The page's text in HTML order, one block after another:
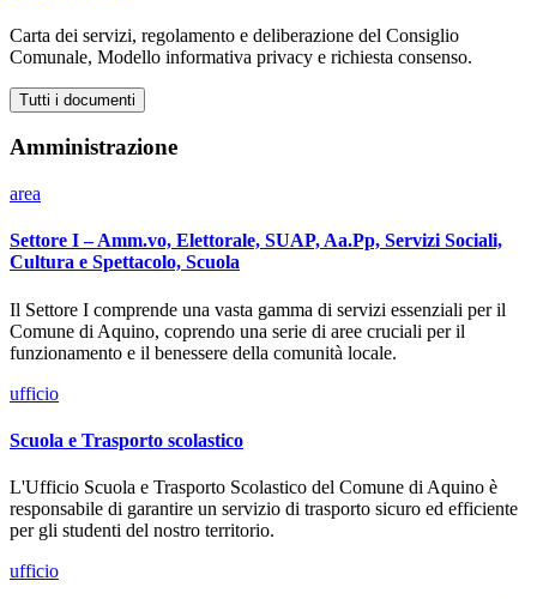
Carta dei servizi, regolamento e deliberazione del Consiglio
Comunale, Modello informativa privacy e richiesta consenso.
Tutti i documenti
Amministrazione
area
Settore I – Amm.vo, Elettorale, SUAP, Aa.Pp, Servizi Sociali,
Cultura e Spettacolo, Scuola
Il Settore I comprende una vasta gamma di servizi essenziali per il
Comune di Aquino, coprendo una serie di aree cruciali per il
funzionamento e il benessere della comunità locale.
ufficio
Scuola e Trasporto scolastico
L'Ufficio Scuola e Trasporto Scolastico del Comune di Aquino è
responsabile di garantire un servizio di trasporto sicuro ed efficiente
per gli studenti del nostro territorio.
ufficio